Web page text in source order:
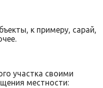
к примеру, сарай,
участка своими
местности: